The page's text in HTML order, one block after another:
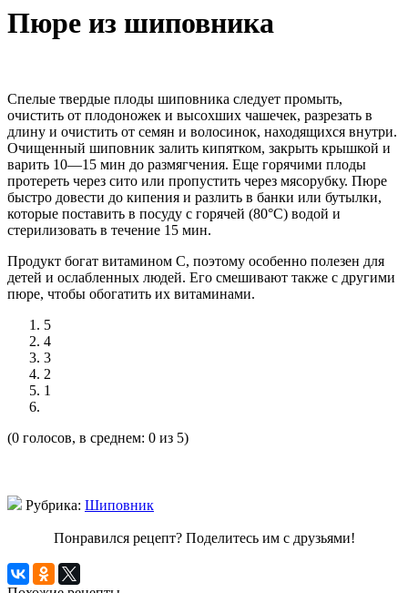
Пюре из шиповника
Спелые твердые плоды шиповника следует промыть,
очистить от плодоножек и высохших чашечек, разрезать в
длину и очистить от семян и волосинок, находящихся внутри.
Очищенный шиповник залить кипятком, закрыть крышкой и
варить 10—15 мин до размягчения. Еще горячими плоды
протереть через сито или пропустить через мясорубку. Пюре
быстро довести до кипения и разлить в банки или бутылки,
которые поставить в посуду с горячей (80°С) водой и
стерилизовать в течение 15 мин.
Продукт богат витамином С, поэтому особенно полезен для
детей и ослабленных людей. Его смешивают также с другими
пюре, чтобы обогатить их витаминами.
5
4
3
2
1
(0 голосов, в среднем: 0 из 5)
Рубрика: Шиповник
Понравился рецепт? Поделитесь им с друзьями!